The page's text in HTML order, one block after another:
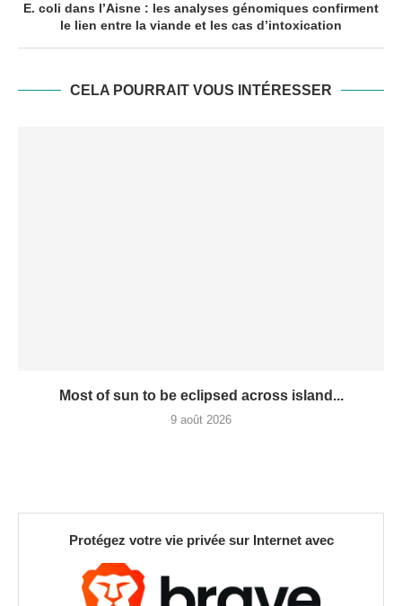
E. coli dans l’Aisne : les analyses génomiques confirment
le lien entre la viande et les cas d’intoxication
CELA POURRAIT VOUS INTÉRESSER
Most of sun to be eclipsed across island...
9 août 2026
Protégez votre vie privée sur Internet avec